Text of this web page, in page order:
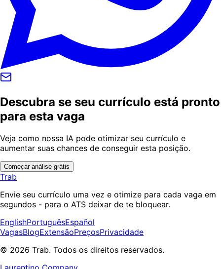
Descubra se seu currículo está pronto
para esta vaga
Veja como nossa IA pode otimizar seu currículo e
aumentar suas chances de conseguir esta posição.
Começar análise grátis
Trab
Envie seu currículo uma vez e otimize para cada vaga em
segundos - para o ATS deixar de te bloquear.
EnglishPortuguêsEspañol
VagasBlogExtensãoPreçosPrivacidade
© 2026 Trab. Todos os direitos reservados.